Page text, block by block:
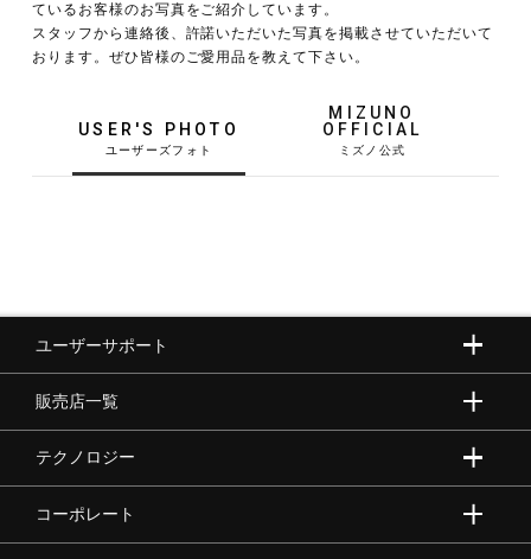
トレーニング
ゴルフ
バレーボール
バドミントン
ているお客様のお写真をご紹介しています。
スタッフから連絡後、許諾いただいた写真を掲載させていただいて
おります。ぜひ皆様のご愛用品を教えて下さい。
USER'S PHOTO
MIZUNO
OFFICIAL
ユーザーサポート
販売店一覧
テクノロジー
コーポレート